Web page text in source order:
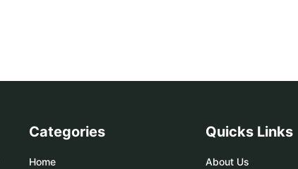
Categories
Home
Quicks Links
About Us